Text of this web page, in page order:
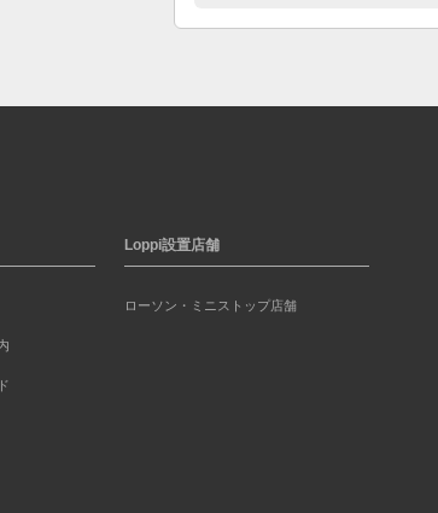
Loppi設置店舗
ローソン・ミニストップ店舗